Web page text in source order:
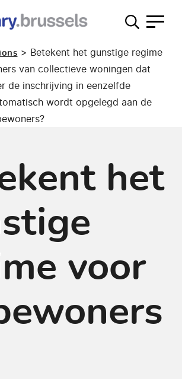
> Betekent het gunstige regime
van collectieve woningen dat
de inschrijving in eenzelfde
wordt opgelegd aan de
het
voor